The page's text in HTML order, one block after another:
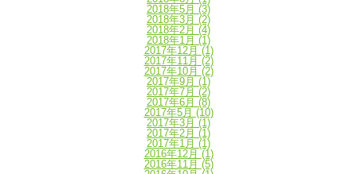
2018年5月 (3)
2018年3月 (2)
2018年2月 (4)
2018年1月 (1)
2017年12月 (1)
2017年11月 (2)
2017年10月 (2)
2017年9月 (1)
2017年7月 (2)
2017年6月 (8)
2017年5月 (10)
2017年3月 (1)
2017年2月 (1)
2017年1月 (1)
2016年12月 (1)
2016年11月 (5)